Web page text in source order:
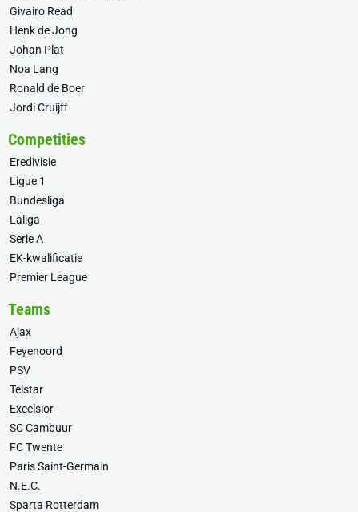
Givairo Read
Henk de Jong
Johan Plat
Noa Lang
Ronald de Boer
Jordi Cruijff
Competities
Eredivisie
Ligue 1
Bundesliga
Laliga
Serie A
EK-kwalificatie
Premier League
Teams
Ajax
Feyenoord
PSV
Telstar
Excelsior
SC Cambuur
FC Twente
Paris Saint-Germain
N.E.C.
Sparta Rotterdam